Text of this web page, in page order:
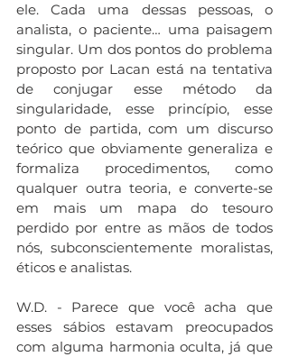
ele. Cada uma dessas pessoas, o
analista, o paciente… uma paisagem
singular. Um dos pontos do problema
proposto por Lacan está na tentativa
de conjugar esse método da
singularidade, esse princípio, esse
ponto de partida, com um discurso
teórico que obviamente generaliza e
formaliza procedimentos, como
qualquer outra teoria, e converte-se
em mais um mapa do tesouro
perdido por entre as mãos de todos
nós, subconscientemente moralistas,
éticos e analistas.
W.D. - Parece que você acha que
esses sábios estavam preocupados
com alguma harmonia oculta, já que